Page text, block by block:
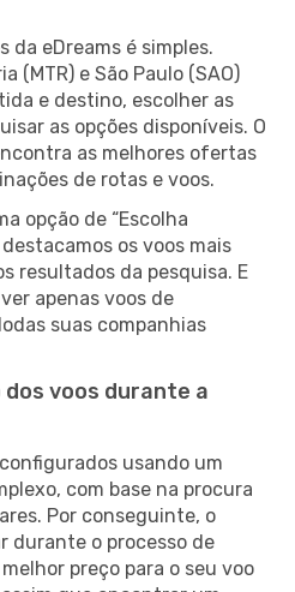
da eDreams é simples.
(MTR) e São Paulo (SAO)
e destino, escolher as
as opções disponíveis. O
as melhores ofertas
de rotas e voos.
opção de “Escolha
os voos mais
resultados da pesquisa. E
apenas voos de
suas companhias
voos durante a
usando um
com base na procura
Por conseguinte, o
durante o processo de
preço para o seu voo